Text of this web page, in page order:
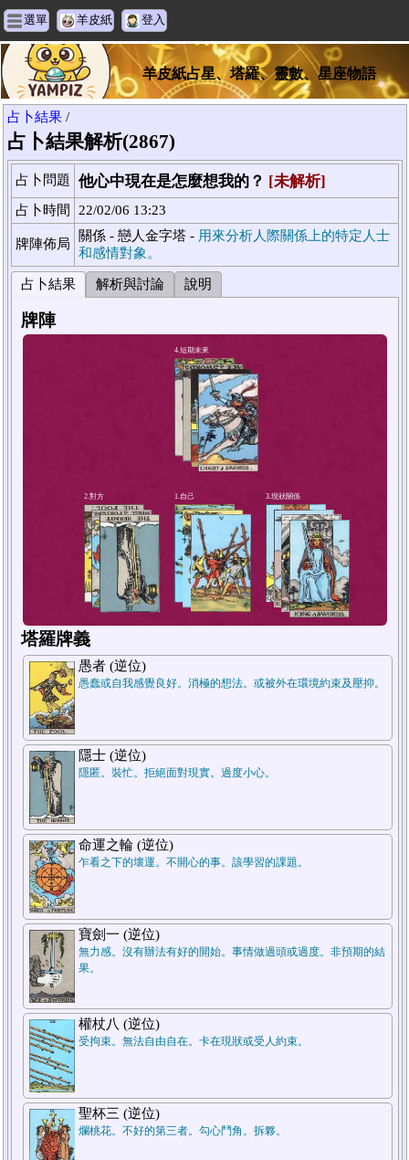
選單 羊皮紙 登入
羊皮紙占星、塔羅、靈數、星座物語
占卜結果 /
占卜結果解析(2867)
占卜問題 他心中現在是怎麼想我的？ [未解析]
占卜時間 22/02/06 13:23
牌陣佈局
關係 - 戀人金字塔 - 用來分析人際關係上的特定人士
和感情對象。
占卜結果 解析與討論 說明
牌陣
2.對方
4.短期未來
塔羅牌義
愚者 (逆位)
愚蠢或自我感覺良好。消極的想法。或被外在環境約束及壓抑。
隱士 (逆位)
隱匿。裝忙。拒絕面對現實。過度小心。
命運之輪 (逆位)
乍看之下的壞運。不開心的事。該學習的課題。
寶劍一 (逆位)
無力感。沒有辦法有好的開始。事情做過頭或過度。非預期的結
果。
權杖八 (逆位)
受拘束。無法自由自在。卡在現狀或受人約束。
聖杯三 (逆位)
爛桃花。不好的第三者。勾心鬥角。拆夥。